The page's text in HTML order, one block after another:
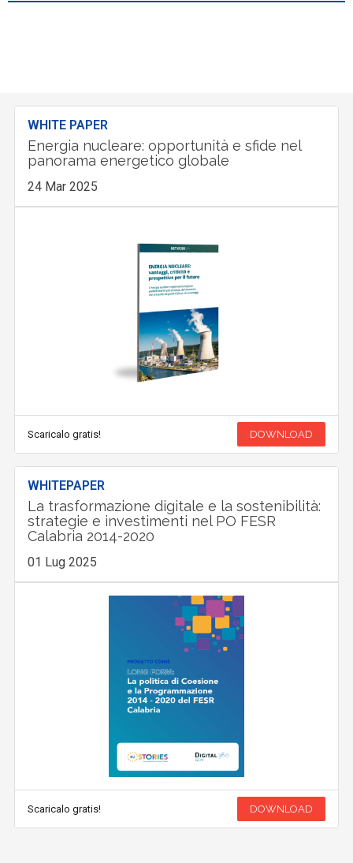
WHITE PAPER
Energia nucleare: opportunità e sfide nel
panorama energetico globale
24 Mar 2025
Scaricalo gratis! DOWNLOAD
WHITEPAPER
La trasformazione digitale e la sostenibilità:
strategie e investimenti nel PO FESR
Calabria 2014-2020
01 Lug 2025
Scaricalo gratis! DOWNLOAD